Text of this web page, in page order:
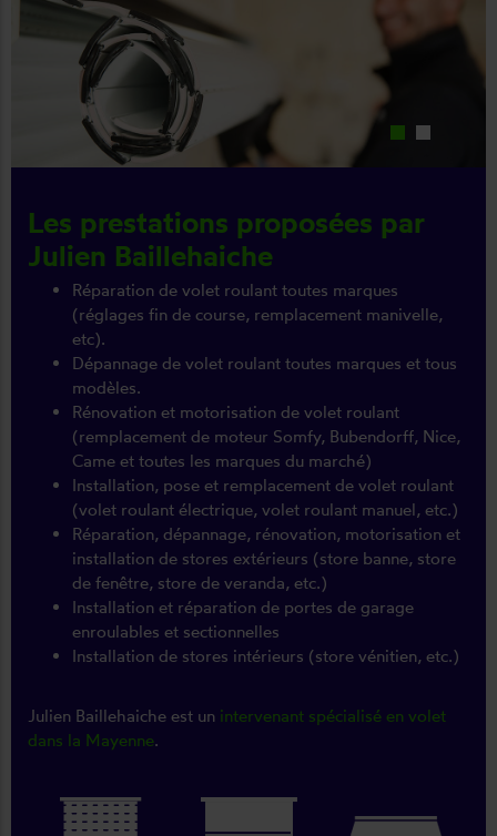
Les prestations proposées par
Julien Baillehaiche
Réparation de volet roulant toutes marques
(réglages fin de course, remplacement manivelle,
etc).
Dépannage de volet roulant toutes marques et tous
modèles.
Rénovation et motorisation de volet roulant
(remplacement de moteur Somfy, Bubendorff, Nice,
Came et toutes les marques du marché)
Installation, pose et remplacement de volet roulant
(volet roulant électrique, volet roulant manuel, etc.)
Réparation, dépannage, rénovation, motorisation et
installation de stores extérieurs (store banne, store
de fenêtre, store de veranda, etc.)
Installation et réparation de portes de garage
enroulables et sectionnelles
Installation de stores intérieurs (store vénitien, etc.)
Julien Baillehaiche est un intervenant spécialisé en volet
dans la Mayenne.